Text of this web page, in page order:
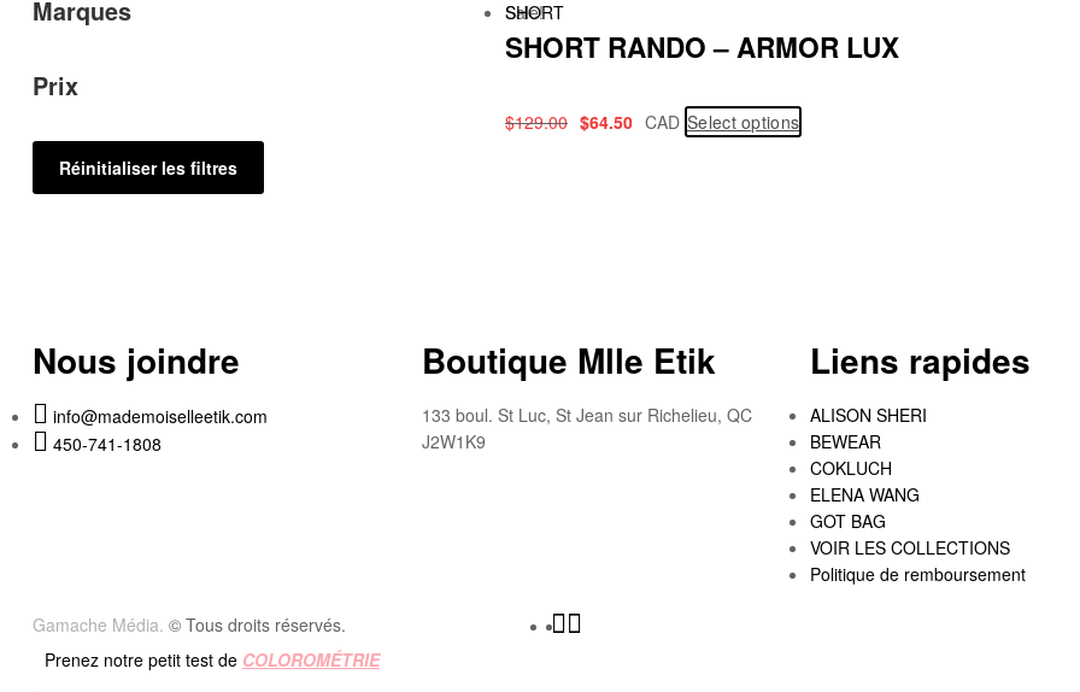
Sale!
SHORT
SHORT RANDO – ARMOR LUX
$129.00 $64.50 CAD Select options
Marques
Prix
Réinitialiser les filtres
Nous joindre
info@mademoiselleetik.com
450-741-1808
Boutique Mlle Etik
133 boul. St Luc, St Jean sur Richelieu, QC
J2W1K9
Liens rapides
ALISON SHERI
BEWEAR
COKLUCH
ELENA WANG
GOT BAG
VOIR LES COLLECTIONS
Politique de remboursement
Gamache Média. © Tous droits réservés.
Prenez notre petit test de COLOROMÉTRIE